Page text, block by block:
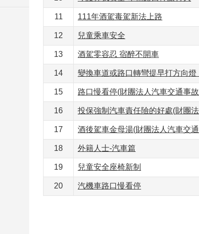
11 111年酒駕毒駕新法上路
12 兒童乘車安全
13 酒駕零容忍 宿醉不開車
14 變換車道或路口轉彎提早打方向
15 路口慢看停(財團法人汽車交通事
16 投保強制汽車責任險的好處(財團
17 酒後駕車金母湯(財團法人汽車交
18 外籍人士-汽車篇
19 兒童安全座椅新制
20 汽機車路口慢看停